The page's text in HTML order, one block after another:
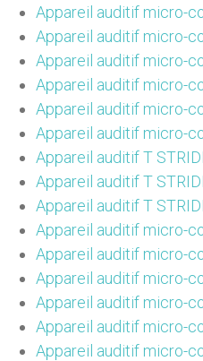
Appareil auditif micro-
Appareil auditif micro-
Appareil auditif micro-
Appareil auditif micro-
Appareil auditif micro-
Appareil auditif micro-
Appareil auditif T
Appareil auditif T
Appareil auditif T
Appareil auditif micro-
Appareil auditif micro-
Appareil auditif micro-
Appareil auditif micro-
Appareil auditif micro-
Appareil auditif micro-